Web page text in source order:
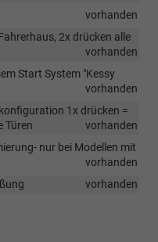
vorhanden
2x drücken alle
vorhanden
Start System "Kessy
vorhanden
1x drücken =
Türen
vorhanden
nur bei Modellen mit
vorhanden
vorhanden